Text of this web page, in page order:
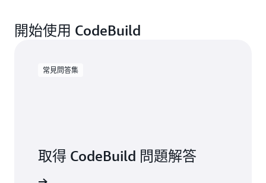
建置分鐘數 = 100 個組建 * 5 分鐘 = 500 個建置分鐘
數
建置分鐘數 - CodeBuild AWS 免費方案的建置分鐘數
2 USD
每月組建費用
建置秒數 = 100 個組建 * 300 秒 = 30,000 建置秒
0.24 USD
留 1 個執行個體，則費用的計算方式如下：
USD =129.60 USD
開始使用 CodeBuild
常見問答集
取得 CodeBuild 問題解答